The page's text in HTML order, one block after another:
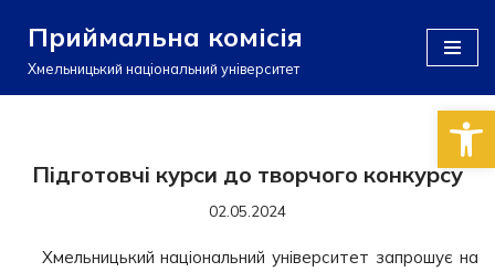
Перейти
Приймальна комісія
Хмельницький національний університет
Підготовчі курси до творчого конкурсу
02.05.2024
Хмельницький національний університет запрошує на